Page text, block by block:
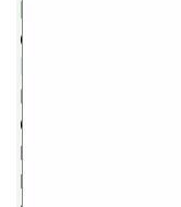
Facebook
Позволяет
отправлять
комментарии